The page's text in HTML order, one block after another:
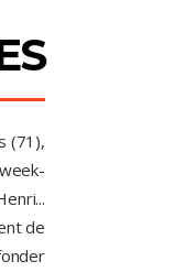
(71),
de